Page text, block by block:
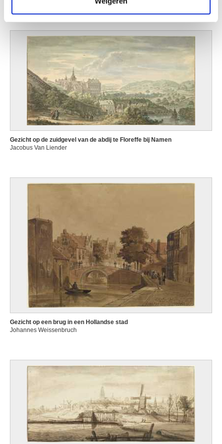
Gezicht op de zuidgevel van de abdij te Floreffe bij Namen
Jacobus Van Liender
Gezicht op een brug in een Hollandse stad
Johannes Weissenbruch